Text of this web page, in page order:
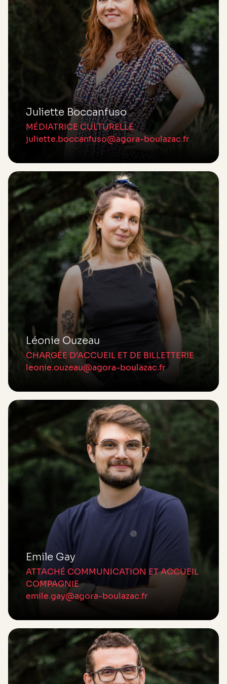
Juliette Boccanfuso
MÉDIATRICE CULTURELLE
juliette.boccanfuso@agora-boulazac.fr
Léonie Ouzeau
CHARGÉE D’ACCUEIL ET DE BILLETTERIE
leonie.ouzeau@agora-boulazac.fr
Emile Gay
ATTACHÉ COMMUNICATION ET ACCUEIL
COMPAGNIE
emile.gay@agora-boulazac.fr